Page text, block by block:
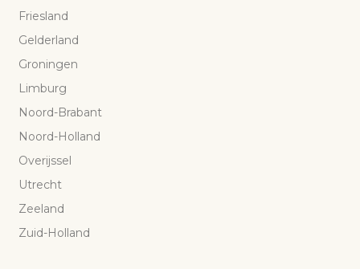
Friesland
Gelderland
Groningen
Limburg
Noord-Brabant
Noord-Holland
Overijssel
Utrecht
Zeeland
Zuid-Holland